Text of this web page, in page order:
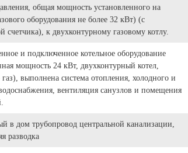
общая мощность установленного на
оборудования не более 32 кВт) (с
счетчика), к двухконтурному газовому котлу.
и подключенное котельное оборудование
мощность 24 кВт, двухконтурный котел,
выполнена система отопления, холодного и
вентиляция санузлов и помещения
в дом трубопровод центральной канализации,
разводка